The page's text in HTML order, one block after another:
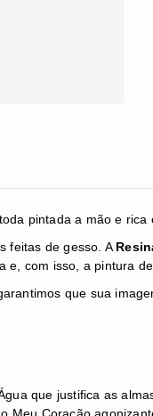
pintada a mão e rica
feitas de gesso. A
e, com isso, a pintura
que sua
que justifica as